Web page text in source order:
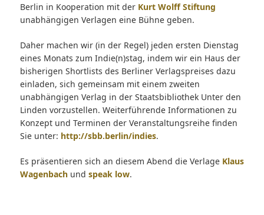
Berlin in Kooperation mit der Kurt Wolff Stiftung
unabhängigen Verlagen eine Bühne geben.
Daher machen wir (in der Regel) jeden ersten Dienstag
eines Monats zum Indie(n)stag, indem wir ein Haus der
bisherigen Shortlists des Berliner Verlagspreises dazu
einladen, sich gemeinsam mit einem zweiten
unabhängigen Verlag in der Staatsbibliothek Unter den
Linden vorzustellen. Weiterführende Informationen zu
Konzept und Terminen der Veranstaltungsreihe finden
Sie unter: http://sbb.berlin/indies.
Es präsentieren sich an diesem Abend die Verlage Klaus
Wagenbachund speak low.